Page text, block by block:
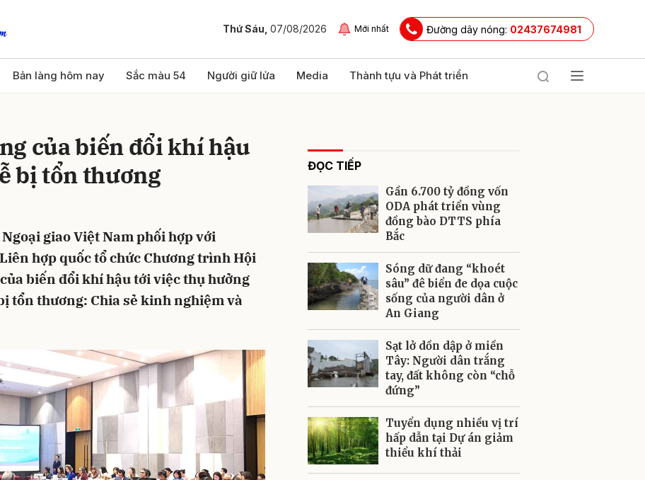
Thứ Sáu, 07/08/2026 Mới nhất Đường dây nóng: 02437674981
Bản làng hôm nay Sắc màu 54 Người giữ lửa Media Thành tựu và Phát triển
của biến đổi khí hậu
bị tổn thương
giao Việt Nam phối hợp với
hợp quốc tổ chức Chương trình Hội
biến đổi khí hậu tới việc thụ hưởng
tổn thương: Chia sẻ kinh nghiệm và
ĐỌC TIẾP
Gần 6.700 tỷ đồng vốn
ODA phát triển vùng
đồng bào DTTS phía
Bắc
Sóng dữ đang “khoét
sâu” đê biển đe dọa cuộc
sống của người dân ở
An Giang
Sạt lở dồn dập ở miền
Tây: Người dân trắng
tay, đất không còn “chỗ
đứng”
Tuyển dụng nhiều vị trí
hấp dẫn tại Dự án giảm
thiểu khí thải
bình luận
Gửi